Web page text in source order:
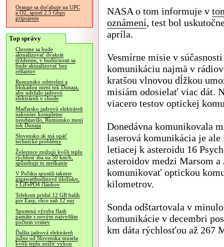
Orange sa doťahuje na UPC
a O2, spustí 2.5 Gbps
pripojenie
Top správy
Chrome sa bude
aktualizovať dvakrát
týždenne, v budúcnosti sa
bude aktualizovať bez
reštartov
Rumunsko odstrelmi a
blokádou mení tok Dunaja,
aby udržalo jadrovú
elektráreň v chode
Maďarsko jadrovú elektráreň
nakoniec kompletne
neodstavilo, Rumunsko mení
tok Dunaja
Slovensko.sk má opäť
technické problémy
Železnice znižujú kvôli teplu
rýchlosť iba na 50 km/h,
spôsobuje to meškanie
V Poľsku spustili takmer
gigawatthodinové úložisko,
z LiFePO4 článkov
Telekom pridal 12 GB balík
pre Easy, chce zaň 12 eur
Spustená výroba flash
pamäte s novým najvyšším
počtom vrstiev
Ďalšia jadrová elektráreň
južne od Slovenska musela
kvôli teplu znížiť výkon
NASA o tom informuje v
oznámení, test bol
apríla.
Vesmírne misie v
komunikáciu najmä v
kratšou vlnovou dĺžkou
misiám odosielať viac dát.
viacero testov optickej
Donedávna komunikovala
laserová komunikácia je ale
letiacej k asteroidu 16
asteroidov medzi Marsom a
komunikovať optickou
kilometrov.
Sonda odštartovala v
komunikácie v decembri
km dáta rýchlosťou až 267